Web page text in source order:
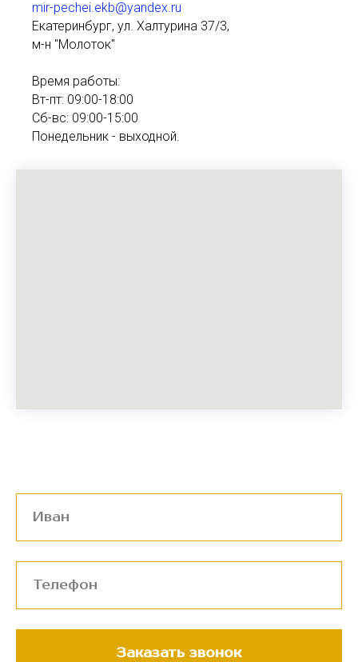
mir-pechei.ekb@yandex.ru
Екатеринбург, ул. Халтурина 37/3,
м-н "Молоток"
Время работы:
Вт-пт: 09:00-18:00
Сб-вс: 09:00-15:00
Понедельник - выходной.
Заказать звонок